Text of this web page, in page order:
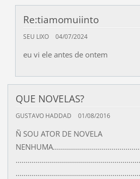
Re:tiamomuiinto
SEU LIXO 04/07/2024
eu vi ele antes de ontem
QUE NOVELAS?
GUSTAVO HADDAD 01/08/2016
Ñ SOU ATOR DE NOVELA